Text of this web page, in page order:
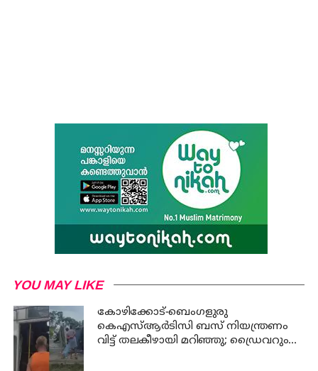
YOU MAY LIKE
കോഴിക്കോട്-ബെംഗളുരു
കെഎസ്ആര്‍ടിസി ബസ് നിയന്ത്രണം
വിട്ട് തലകീഴായി മറിഞ്ഞു; ഡ്രൈവറും